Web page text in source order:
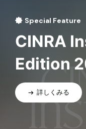
Special Feature
CINRA
Edition
詳しくみる